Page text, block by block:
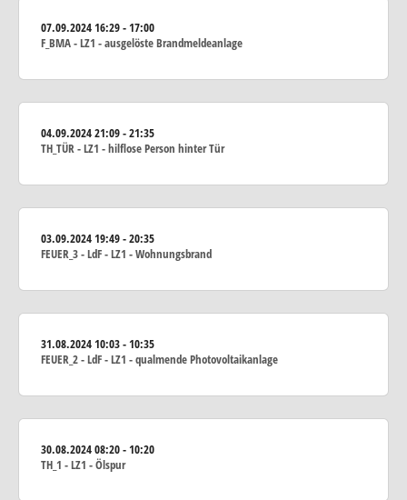
07.09.202416:29 - 17:00
F_BMA - LZ1 - ausgelöste Brandmeldeanlage
04.09.202421:09 - 21:35
TH_TÜR - LZ1 - hilflose Person hinter Tür
03.09.202419:49 - 20:35
FEUER_3 - LdF - LZ1 - Wohnungsbrand
31.08.202410:03 - 10:35
FEUER_2 - LdF - LZ1 - qualmende Photovoltaikanlage
30.08.202408:20 - 10:20
TH_1 - LZ1 - Ölspur